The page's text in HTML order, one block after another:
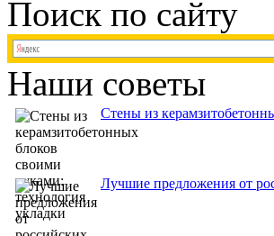
Поиск по сайту
Наши советы
Стены из
Лучшие предложения от